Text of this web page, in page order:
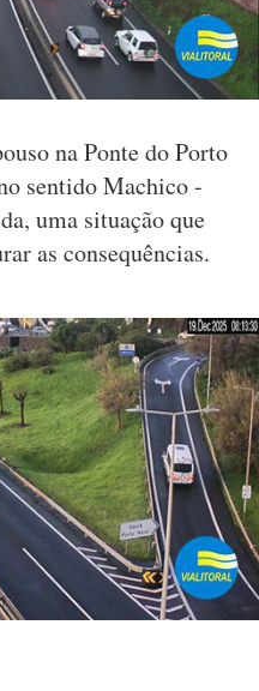
na Ponte do Porto
sentido Machico -
uma situação que
as consequências.